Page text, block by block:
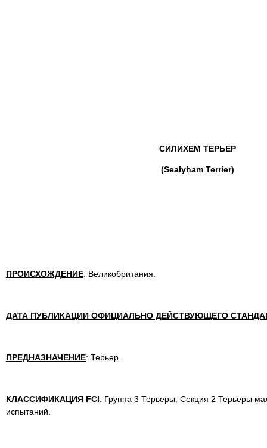
СИЛИХЕМ ТЕРЬЕР
(Sealyham Terrier)
ПРОИСХОЖДЕНИЕ: Великобритания.
ДАТА ПУБЛИКАЦИИ ОФИЦИАЛЬНО ДЕЙСТВУЮЩЕГО
ПРЕДНАЗНАЧЕНИЕ: Терьер.
КЛАССИФИКАЦИЯ FCI: Группа 3 Терьеры. Секция 2 Терьеры
испытаний.